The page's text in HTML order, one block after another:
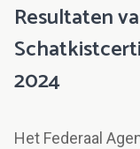
Resultaten
2024
Het Federaal